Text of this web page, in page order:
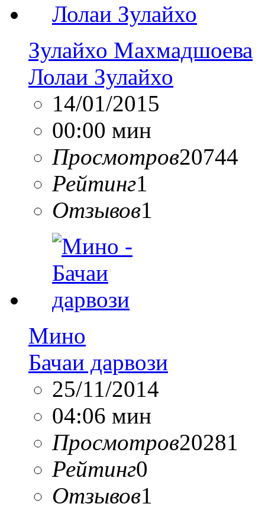
Зулайхо Махмадшоева
Лолаи Зулайхо
14/01/2015
00:00 мин
Просмотров20744
Рейтинг1
Отзывов1
Мино
Бачаи дарвози
25/11/2014
04:06 мин
Просмотров20281
Рейтинг0
Отзывов1